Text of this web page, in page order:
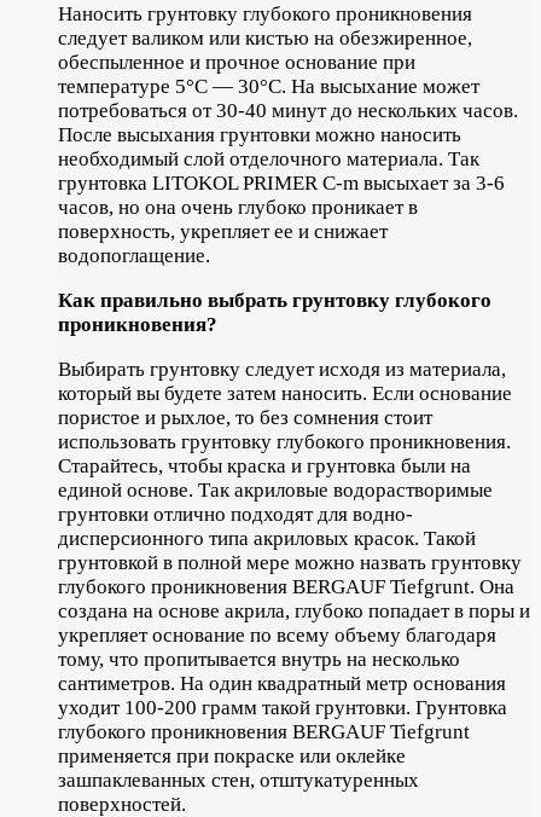
Наносить грунтовку глубокого проникновения
следует валиком или кистью на обезжиренное,
обеспыленное и прочное основание при
температуре 5°С — 30°С. На высыхание может
потребоваться от 30-40 минут до нескольких часов.
После высыхания грунтовки можно наносить
необходимый слой отделочного материала. Так
грунтовка LITOKOL PRIMER C-m высыхает за 3-6
часов, но она очень глубоко проникает в
поверхность, укрепляет ее и снижает
водопоглащение.
Как правильно выбрать грунтовку глубокого
проникновения?
Выбирать грунтовку следует исходя из материала,
который вы будете затем наносить. Если основание
пористое и рыхлое, то без сомнения стоит
использовать грунтовку глубокого проникновения.
Старайтесь, чтобы краска и грунтовка были на
единой основе. Так акриловые водорастворимые
грунтовки отлично подходят для водно-
дисперсионного типа акриловых красок. Такой
грунтовкой в полной мере можно назвать грунтовку
глубокого проникновения BERGAUF Tiefgrunt. Она
создана на основе акрила, глубоко попадает в поры и
укрепляет основание по всему объему благодаря
тому, что пропитывается внутрь на несколько
сантиметров. На один квадратный метр основания
уходит 100-200 грамм такой грунтовки. Грунтовка
глубокого проникновения BERGAUF Tiefgrunt
применяется при покраске или оклейке
зашпаклеванных стен, отштукатуренных
поверхностей.